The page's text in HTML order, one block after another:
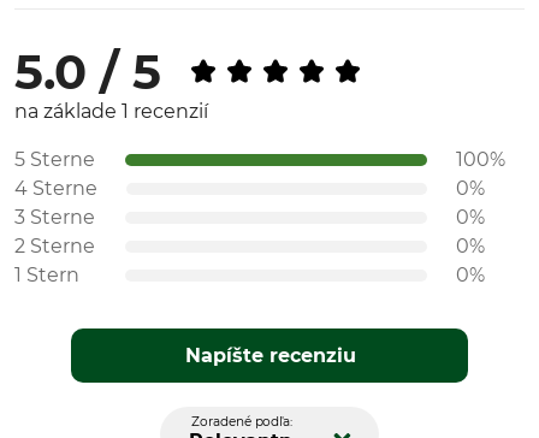
5.0 / 5
na základe 1 recenzií
5 Sterne
100%
4 Sterne
0%
3 Sterne
0%
2 Sterne
0%
1 Stern
0%
Napíšte recenziu
Zoradené podľa: